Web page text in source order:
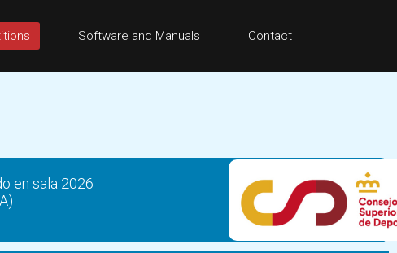
Software and Manuals Contact
en sala 2026